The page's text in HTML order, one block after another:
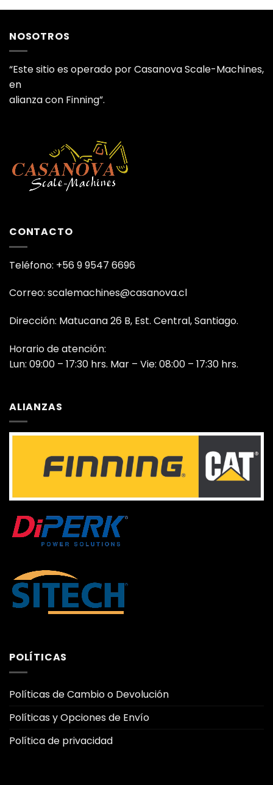
NOSOTROS
“Este sitio es operado por Casanova Scale-Machines,
en
alianza con Finning”.
CONTACTO
Teléfono: +56 9 9547 6696
Correo: scalemachines@casanova.cl
Dirección: Matucana 26 B, Est. Central, Santiago.
Horario de atención:
Lun: 09:00 – 17:30 hrs. Mar – Vie: 08:00 – 17:30 hrs.
ALIANZAS
POLÍTICAS
Políticas de Cambio o Devolución
Políticas y Opciones de Envío
Política de privacidad